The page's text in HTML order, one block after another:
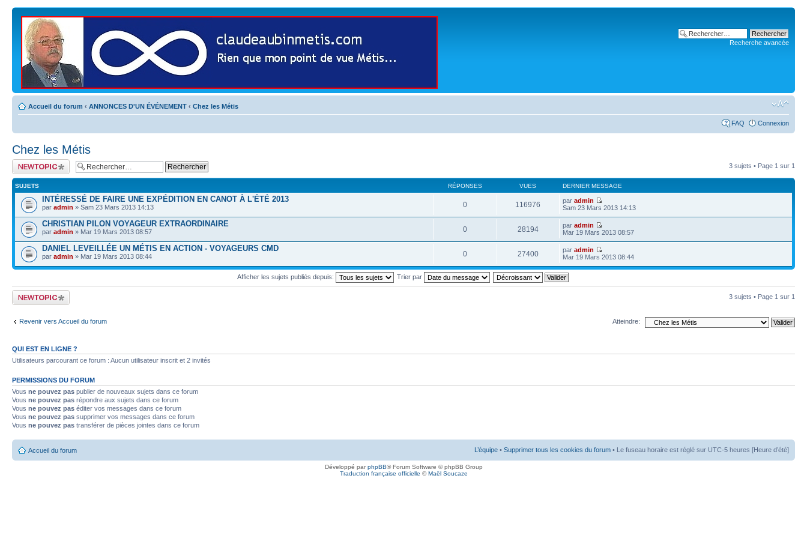
Recherche avancée
Accueil du forum ‹ ANNONCES D'UN ÉVÉNEMENT ‹ Chez les Métis
FAQ Connexion
Chez les Métis
Publier un nouveau
sujet
3 sujets • Page 1 sur 1
SUJETS RÉPONSES VUES DERNIER MESSAGE
INTÉRESSÉ DE FAIRE UNE EXPÉDITION EN CANOT À L'ÉTÉ 2013
par admin » Sam 23 Mars 2013 14:13 0 116976 paradmin
Sam 23 Mars 2013 14:13
CHRISTIAN PILON VOYAGEUR EXTRAORDINAIRE
par admin » Mar 19 Mars 2013 08:57 0 28194 paradmin
Mar 19 Mars 2013 08:57
DANIEL LEVEILLÉE UN MÉTIS EN ACTION - VOYAGEURS CMD
par admin » Mar 19 Mars 2013 08:44 0 27400 paradmin
Mar 19 Mars 2013 08:44
Afficher les sujets publiés depuis: Trier par
Publier un nouveau
sujet
3 sujets • Page 1 sur 1
Revenir vers Accueil du forum Atteindre:
QUI EST EN LIGNE ?
Utilisateurs parcourant ce forum : Aucun utilisateur inscrit et 2 invités
PERMISSIONS DU FORUM
Vous ne pouvez pas publier de nouveaux sujets dans ce forum
Vous ne pouvez pas répondre aux sujets dans ce forum
Vous ne pouvez pas éditer vos messages dans ce forum
Vous ne pouvez pas supprimer vos messages dans ce forum
Vous ne pouvez pas transférer de pièces jointes dans ce forum
Accueil du forum L’équipe • Supprimer tous les cookies du forum • Le fuseau horaire est réglé sur UTC-5 heures [Heure d’été]
Développé parphpBB® Forum Software © phpBB Group
Traduction française officielle ©Maël Soucaze